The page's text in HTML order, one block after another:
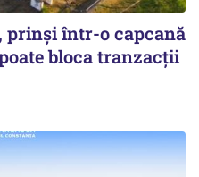
prinși într-o capcană
bloca tranzacții